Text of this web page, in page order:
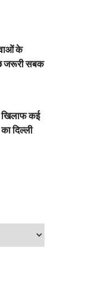
के
जरूरी सबक
खिलाफ कई
दिल्ली